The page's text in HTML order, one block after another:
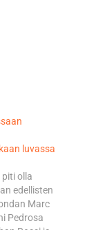
luvassa
piti olla
edellisten
Marc
Pedrosa